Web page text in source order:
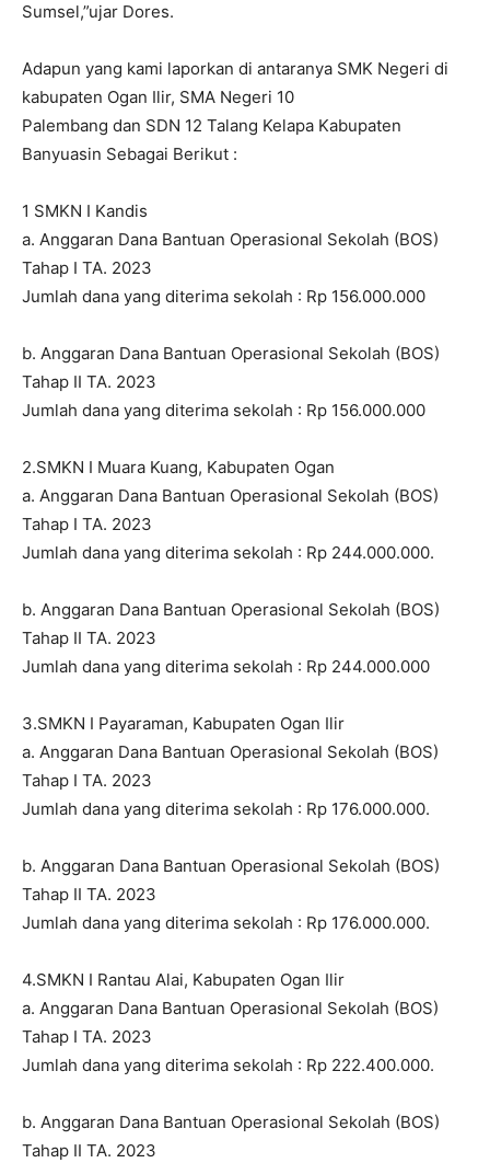
Sumsel,”ujar Dores.
Adapun yang kami laporkan di antaranya SMK Negeri di
kabupaten Ogan Ilir, SMA Negeri 10
Palembang dan SDN 12 Talang Kelapa Kabupaten
Banyuasin Sebagai Berikut :
1 SMKN I Kandis
a. Anggaran Dana Bantuan Operasional Sekolah (BOS)
Tahap I TA. 2023
Jumlah dana yang diterima sekolah : Rp 156.000.000
b. Anggaran Dana Bantuan Operasional Sekolah (BOS)
Tahap II TA. 2023
Jumlah dana yang diterima sekolah : Rp 156.000.000
2.SMKN I Muara Kuang, Kabupaten Ogan
a. Anggaran Dana Bantuan Operasional Sekolah (BOS)
Tahap I TA. 2023
Jumlah dana yang diterima sekolah : Rp 244.000.000.
b. Anggaran Dana Bantuan Operasional Sekolah (BOS)
Tahap II TA. 2023
Jumlah dana yang diterima sekolah : Rp 244.000.000
3.SMKN I Payaraman, Kabupaten Ogan Ilir
a. Anggaran Dana Bantuan Operasional Sekolah (BOS)
Tahap I TA. 2023
Jumlah dana yang diterima sekolah : Rp 176.000.000.
b. Anggaran Dana Bantuan Operasional Sekolah (BOS)
Tahap II TA. 2023
Jumlah dana yang diterima sekolah : Rp 176.000.000.
4.SMKN I Rantau Alai, Kabupaten Ogan Ilir
a. Anggaran Dana Bantuan Operasional Sekolah (BOS)
Tahap I TA. 2023
Jumlah dana yang diterima sekolah : Rp 222.400.000.
b. Anggaran Dana Bantuan Operasional Sekolah (BOS)
Tahap II TA. 2023